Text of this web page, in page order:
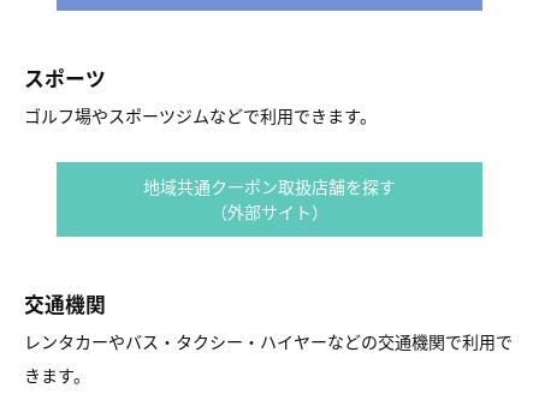
スポーツ
ゴルフ場やスポーツジムなどで利用できます。
地域共通クーポン取扱店舗を探す
（外部サイト）
交通機関
レンタカーやバス・タクシー・ハイヤーなどの交通機関で利用で
きます。